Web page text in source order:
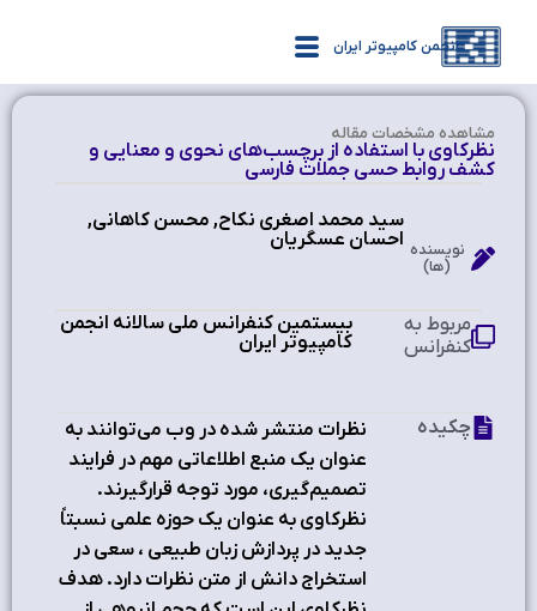
انجمن کامپیوتر ایران
مشاهده‌ مشخصات مقاله
نظرکاوی با استفاده از برچسب‌‌های نحوی و معنایی و
کشف روابط حسی جملات فارسی
سید محمد اصغري نكاح, محسن كاهاني,
احسان عسگريان نویسنده
(ها)
بیستمین کنفرانس ملی سالانه انجمن
کامپیوتر ایران
مربوط به
کنفرانس
نظرات منتشر شده در وب می‌توانند به
عنوان یک منبع اطلاعاتی مهم در فرایند
تصمیم‌گیری، مورد توجه قرارگیرند.
نظرکاوی به عنوان یک حوزه علمی نسبتاً
جدید در پردازش زبان طبیعی ، سعی در
استخراج دانش از متن نظرات دارد. هدف
چکیده